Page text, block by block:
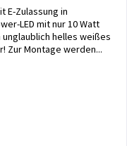
E-Zulassung in
LED mit nur 10 Watt
helles weißes
Zur Montage werden...